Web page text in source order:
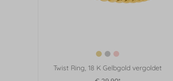
Twist Ring, 18 K Gelbgold vergoldet